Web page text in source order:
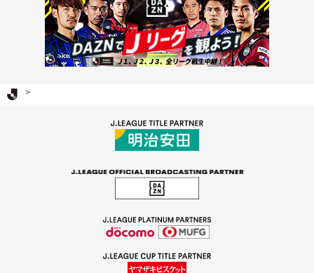
Ｊリーグ TOP